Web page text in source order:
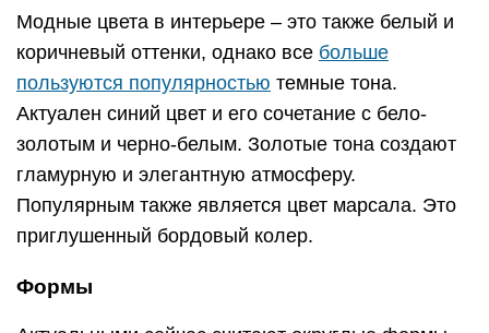
Модные цвета в интерьере – это также белый и
коричневый оттенки, однако все больше
пользуются популярностью темные тона.
Актуален синий цвет и его сочетание с бело-
золотым и черно-белым. Золотые тона создают
гламурную и элегантную атмосферу.
Популярным также является цвет марсала. Это
приглушенный бордовый колер.
Формы